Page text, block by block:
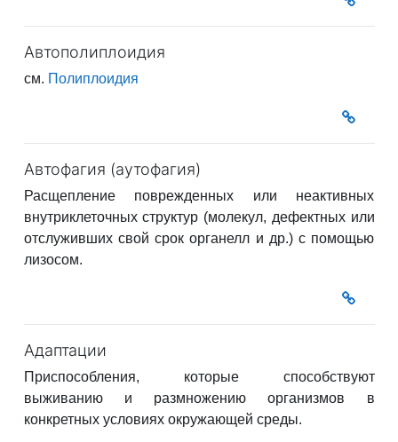
Автополиплоидия
см. Полиплоидия
Автофагия (аутофагия)
Расщепление поврежденных или неактивных
внутриклеточных структур (молекул, дефектных или
отслуживших свой срок органелл и др.) с помощью
лизосом.
Адаптации
Приспособления, которые способствуют
выживанию и размножению организмов в
конкретных условиях окружающей среды.